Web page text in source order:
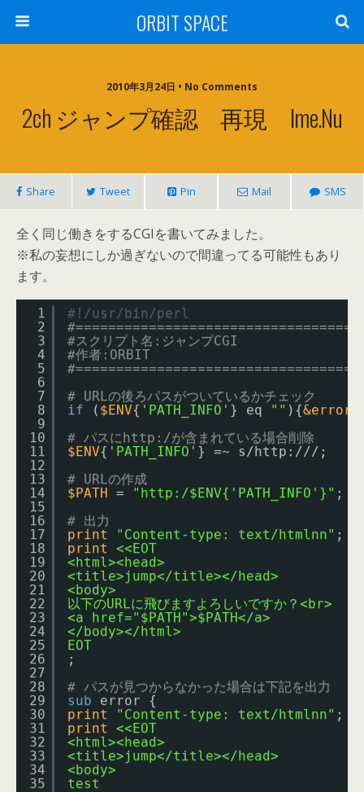
ORBIT SPACE
2010年3月24日 • No Comments
2ch ジャンプ確認 再現 Ime.nu
Share Tweet Pin Mail SMS
全く同じ働きをするCGIを書いてみました。
※私の妄想にしか過ぎないので間違ってる可能性もあり
ます。
1
2
3
4
5
6
7
8
9
10
11
12
13
14
15
16
17
18
19
20
21
22
23
24
25
26
27
28
29
30
31
32
33
34
35
#!/usr/bin/perl
#===================================
#スクリプト名:ジャンプCGI
#作者:ORBIT
#===================================
# URLの後ろパスがついているかチェック
if
( $ENV{ 'PATH_INFO' } eq "" ){&error
# パスにhttp:/が含まれている場合削除
$ENV{ 'PATH_INFO' } =~ s/http:///;
# URLの作成
$PATH = "http:/$ENV{'PATH_INFO'}" ;
# 出力
print
"Content-type: text/htmlnn" ;
print
<<EOT
<html><head>
<title>jump</title></head>
<body>
以下のURLに飛びますよろしいですか？<br>
<a href="$PATH">$PATH</a>
</body></html>
EOT
;
# パスが見つからなかった場合は下記を出力
sub
error {
print
"Content-type: text/htmlnn" ;
print
<<EOT
<html><head>
<title>jump</title></head>
<body>
test